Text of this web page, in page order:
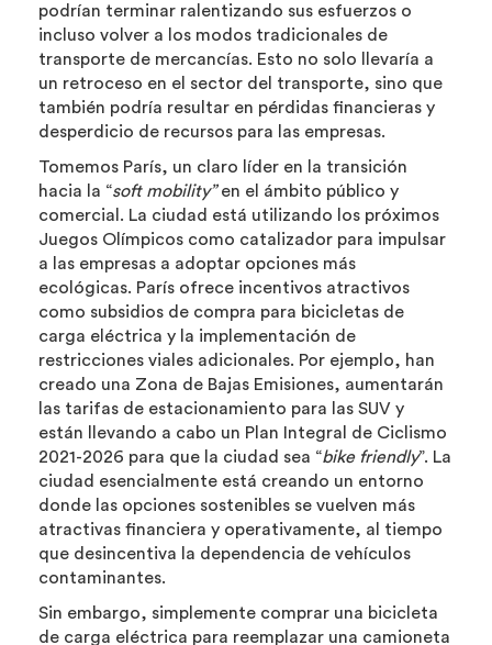
podrían terminar ralentizando sus esfuerzos o
incluso volver a los modos tradicionales de
transporte de mercancías. Esto no solo llevaría a
un retroceso en el sector del transporte, sino que
también podría resultar en pérdidas financieras y
desperdicio de recursos para las empresas.
Tomemos París, un claro líder en la transición
hacia la “soft mobility”en el ámbito público y
comercial. La ciudad está utilizando los próximos
Juegos Olímpicos como catalizador para impulsar
a las empresas a adoptar opciones más
ecológicas. París ofrece incentivos atractivos
como subsidios de compra para bicicletas de
carga eléctrica y la implementación de
restricciones viales adicionales. Por ejemplo, han
creado una Zona de Bajas Emisiones, aumentarán
las tarifas de estacionamiento para las SUV y
están llevando a cabo un Plan Integral de Ciclismo
2021-2026 para que la ciudad sea “bike friendly”. La
ciudad esencialmente está creando un entorno
donde las opciones sostenibles se vuelven más
atractivas financiera y operativamente, al tiempo
que desincentiva la dependencia de vehículos
contaminantes.
Sin embargo, simplemente comprar una bicicleta
de carga eléctrica para reemplazar una camioneta